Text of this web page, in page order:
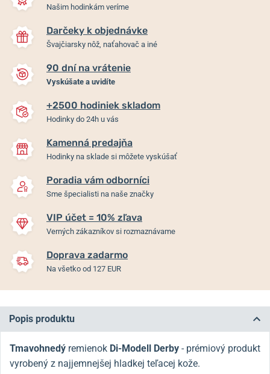
Našim hodinkám veríme
Darčeky k objednávke
Švajčiarsky nôž, naťahovač a iné
90 dní na vrátenie
Vyskúšate a uvidíte
+2500 hodiniek skladom
Hodinky do 24h u vás
Kamenná predajňa
Hodinky na sklade si môžete vyskúšať
Poradia vám odborníci
Sme špecialisti na naše značky
VIP účet = 10% zľava
Verných zákazníkov si rozmaznávame
Doprava zadarmo
Na všetko od 127 EUR
Popis produktu
Tmavohnedý remienok Di-Modell Derby - prémiový produkt
vyrobený z najjemnejšej hladkej teľacej kože.